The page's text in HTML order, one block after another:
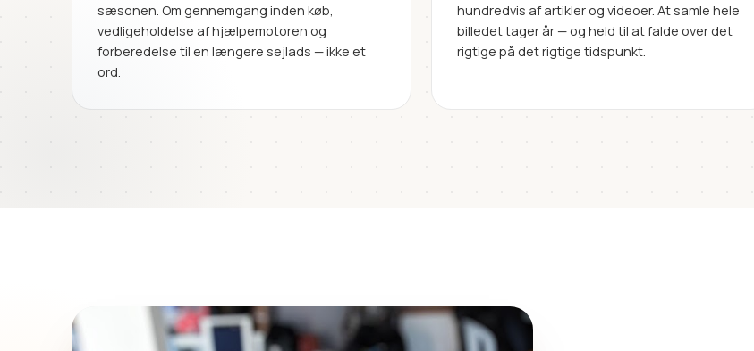
sæsonen. Om gennemgang inden køb,
vedligeholdelse af hjælpemotoren og
forberedelse til en længere sejlads — ikke et
ord.
hundredvis af artikler og videoer. At samle hele
billedet tager år — og held til at falde over det
rigtige på det rigtige tidspunkt.